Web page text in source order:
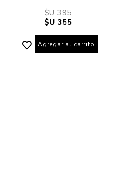
$U 395
$U 355
Agregar al carrito